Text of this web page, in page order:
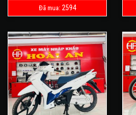
Đã mua: 2594